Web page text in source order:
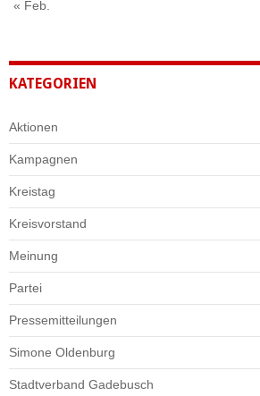
« Feb.
KATEGORIEN
Aktionen
Kampagnen
Kreistag
Kreisvorstand
Meinung
Partei
Pressemitteilungen
Simone Oldenburg
Stadtverband Gadebusch